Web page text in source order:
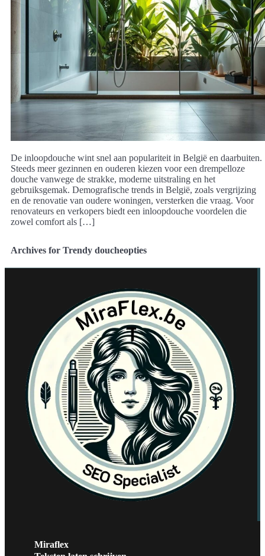
De inloopdouche wint snel aan populariteit in België en daarbuiten.
Steeds meer gezinnen en ouderen kiezen voor een drempelloze
douche vanwege de strakke, moderne uitstraling en het
gebruiksgemak. Demografische trends in België, zoals vergrijzing
en de renovatie van oudere woningen, versterken die vraag. Voor
renovateurs en verkopers biedt een inloopdouche voordelen die
zowel comfort als […]
Archives for Trendy doucheopties
Miraflex